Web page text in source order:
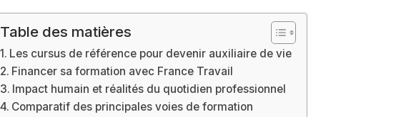
Table des matières
Les cursus de référence pour devenir auxiliaire de vie
Financer sa formation avec France Travail
Impact humain et réalités du quotidien professionnel
Comparatif des principales voies de formation